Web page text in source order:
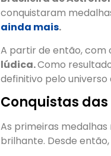
conquistaram
ainda mais.
A partir de então, com
lúdica.Como
definitivo pelo universo
Conquistas
As primeiras
brilhante. Desde